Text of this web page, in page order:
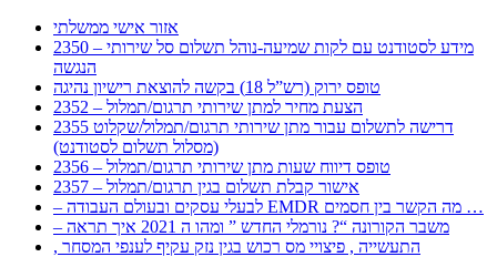
אזור אישי ממשלתי
2350 – מידע לסטודנט עם לקות שמיעה-נוהל תשלום סל שירותי
הנגשה
טופס ירוק (רש”ל 18) בקשה להוצאת רישיון נהיגה
2352 – הצעת מחיר למתן שירותי תרגום/תמלול
2355 דרישה לתשלום עבור מתן שירותי תרגום/תמלול/שקלוט
(מסלול תשלום לסטודנט)
2356 – טופס דיווח שעות מתן שירותי תרגום/תמלול
2357 – אישור קבלת תשלום בגין תרגום/תמלול
– לבעלי עסקים ובעולם העבודה EMDR מה הקשר בין חסמים …
– משבר הקורונה “? נורמלי החדש ” ומהו ה 2021 איך תראה
, התעשייה , פיצויי מס רכוש בגין נזק עקיף לענפי המסחר